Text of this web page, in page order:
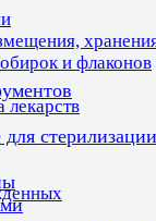
и флаконов
лекарств